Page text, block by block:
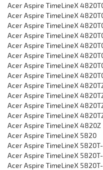
Acer Aspire TimeLineX
Acer Aspire TimeLineX
Acer Aspire TimeLineX
Acer Aspire TimeLineX
Acer Aspire TimeLineX
Acer Aspire TimeLineX
Acer Aspire TimeLineX
Acer Aspire TimeLineX
Acer Aspire TimeLineX
Acer Aspire TimeLineX
Acer Aspire TimeLineX
Acer Aspire TimeLineX
Acer Aspire TimeLineX 4820Z
Acer Aspire TimeLineX 5820
Acer Aspire TimeLineX
Acer Aspire TimeLineX
Acer Aspire TimeLineX